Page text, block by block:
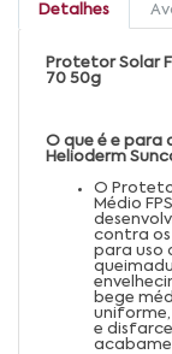
Detalhes
Protetor Solar
70 50g
O que é e para
Helioderm
O
Médio
contra os
para uso
bege
e